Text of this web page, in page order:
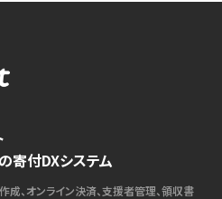
寄付DXシステム
成、オンライン決済、支援者管理、領収書